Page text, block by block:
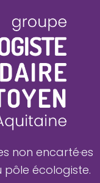
non encarté·es
écologiste.